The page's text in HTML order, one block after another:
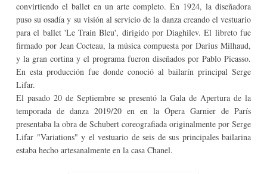
convirtiendo el ballet en un arte completo. En 1924, la diseñadora
puso su osadía y su visión al servicio de la danza creando el vestuario
para el ballet 'Le Train Bleu', dirigido por Diaghilev. El libreto fue
firmado por Jean Cocteau, la música compuesta por Darius Milhaud,
y la gran cortina y el programa fueron diseñados por Pablo Picasso.
En esta producción fue donde conoció al bailarín principal Serge
Lifar.
El pasado 20 de Septiembre se presentó la Gala de Apertura de la
temporada de danza 2019/20 en en la Ópera Garnier de París
presentaba la obra de Schubert coreografiada originalmente por Serge
Lifar "Variations" y el vestuario de seis de sus principales bailarina
estaba hecho artesanalmente en la casa Chanel.